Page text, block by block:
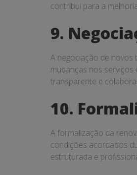
contribui para a
9.
A negociação de
mudanças nos
transparente e
10.
A formalização da
condições acordados
estruturada e